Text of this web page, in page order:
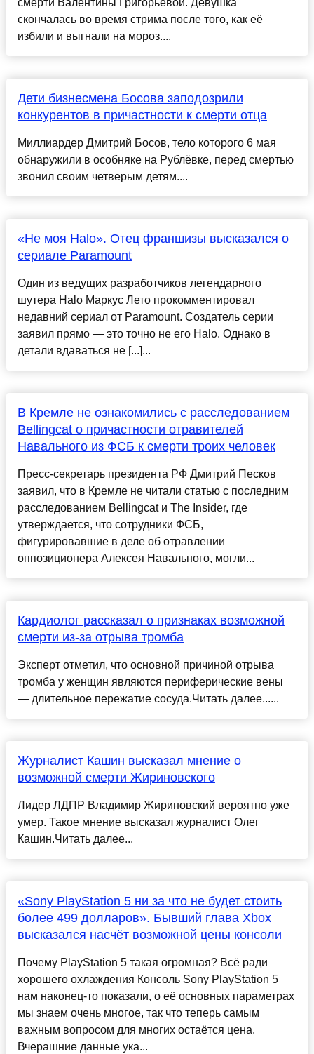
смерти Валентины Григорьевой. Девушка
скончалась во время стрима после того, как её
избили и выгнали на мороз....
Дети бизнесмена Босова заподозрили
конкурентов в причастности к смерти отца
Миллиардер Дмитрий Босов, тело которого 6 мая
обнаружили в особняке на Рублёвке, перед смертью
звонил своим четверым детям....
«Не моя Halo». Отец франшизы высказался о
сериале Paramount
Один из ведущих разработчиков легендарного
шутера Halo Маркус Лето прокомментировал
недавний сериал от Paramount. Создатель серии
заявил прямо — это точно не его Halo. Однако в
детали вдаваться не [...]...
В Кремле не ознакомились с расследованием
Bellingcat о причастности отравителей
Навального из ФСБ к смерти троих человек
Пресс-секретарь президента РФ Дмитрий Песков
заявил, что в Кремле не читали статью с последним
расследованием Bellingcat и The Insider, где
утверждается, что сотрудники ФСБ,
фигурировавшие в деле об отравлении
оппозиционера Алексея Навального, могли...
Кардиолог рассказал о признаках возможной
смерти из-за отрыва тромба
Эксперт отметил, что основной причиной отрыва
тромба у женщин являются периферические вены
— длительное пережатие сосуда.Читать далее......
Журналист Кашин высказал мнение о
возможной смерти Жириновского
Лидер ЛДПР Владимир Жириновский вероятно уже
умер. Такое мнение высказал журналист Олег
Кашин.Читать далее...
«Sony PlayStation 5 ни за что не будет стоить
более 499 долларов». Бывший глава Xbox
высказался насчёт возможной цены консоли
Почему PlayStation 5 такая огромная? Всё ради
хорошего охлаждения Консоль Sony PlayStation 5
нам наконец-то показали, о её основных параметрах
мы знаем очень многое, так что теперь самым
важным вопросом для многих остаётся цена.
Вчерашние данные ука...